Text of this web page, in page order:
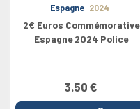
Espagne 2024
2€ Euros Commémorative
Espagne 2024 Police
3.50 €